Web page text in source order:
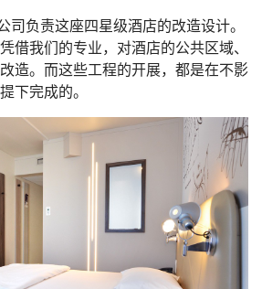
司负责这座四星级酒店的改造设计。
借我们的专业，对酒店的公共区域、
造。而这些工程的开展，都是在不影
下完成的。